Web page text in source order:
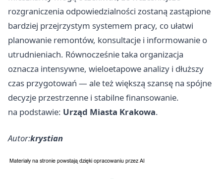
rozgraniczenia odpowiedzialności zostaną zastąpione
bardziej przejrzystym systemem pracy, co ułatwi
planowanie remontów, konsultacje i informowanie o
utrudnieniach. Równocześnie taka organizacja
oznacza intensywne, wieloetapowe analizy i dłuższy
czas przygotowań — ale też większą szansę na spójne
decyzje przestrzenne i stabilne finansowanie.
na podstawie: Urząd Miasta Krakowa.
Autor:krystian